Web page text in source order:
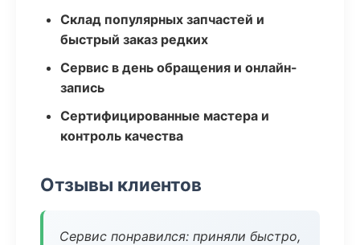
Склад популярных запчастей и
быстрый заказ редких
Сервис в день обращения и онлайн-
запись
Сертифицированные мастера и
контроль качества
Отзывы клиентов
Сервис понравился: приняли быстро,